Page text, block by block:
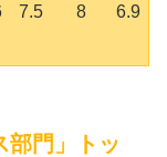
7.5 8 6.9
部門」トッ